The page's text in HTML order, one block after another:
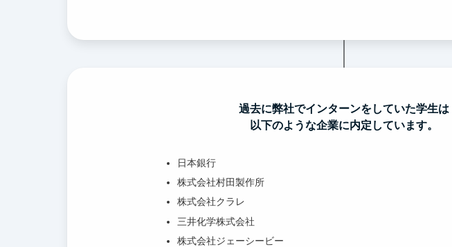
過去に弊社でインターンをしていた学生は
以下のような企業に内定しています。
日本銀行
株式会社村田製作所
株式会社クラレ
三井化学株式会社
株式会社ジェーシービー